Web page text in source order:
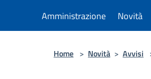
Amministrazione Novità
Home > Novità > Avvisi